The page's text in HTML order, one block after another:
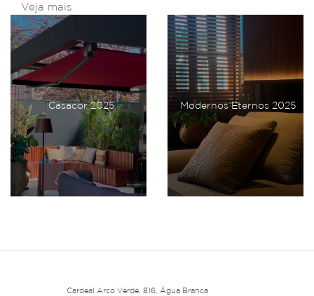
Veja mais
Casacor 2025 Modernos Eternos 2025
Cardeal Arco Verde, 816, Água Branca